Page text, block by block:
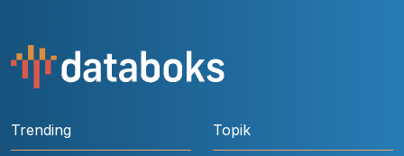
Trending Topik